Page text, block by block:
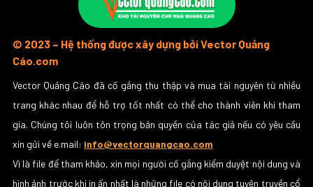
© 2023 – Hệ thống được xây dựng bởi Vector Quảng
Cáo.com
Vector Quảng Cáo đã cố gắng thu thập và mua tài nguyên từ nhiều
trang khác nhau để hỗ trợ tốt nhất có thể cho thành viên khi tham
gia. Chúng tôi luôn tôn trọng bản quyền của tác giả nếu có yêu cầu
xin gửi về e.mail: info@vectorquangcao.com
Vì là file để tham khảo, xin mọi người cố gắng kiểm duyệt nội dung và
hình ảnh trước khi in ấn nhất là những file có nội dung tuyên truyền cổ